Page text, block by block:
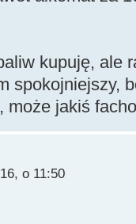
kupuję, ale
spokojniejszy,
może jakiś
o 11:50